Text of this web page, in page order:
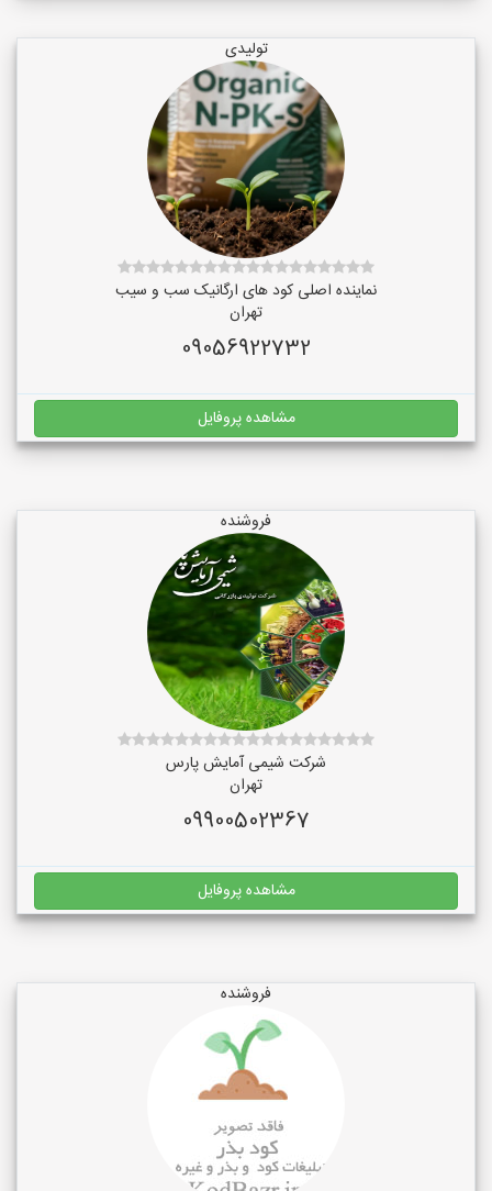
تولیدی
نماینده اصلی کود های ارگانیک سب و سیب
تهران
09056922732
مشاهده پروفایل
فروشنده
شرکت شیمی آمایش پارس
تهران
09900502367
مشاهده پروفایل
فروشنده